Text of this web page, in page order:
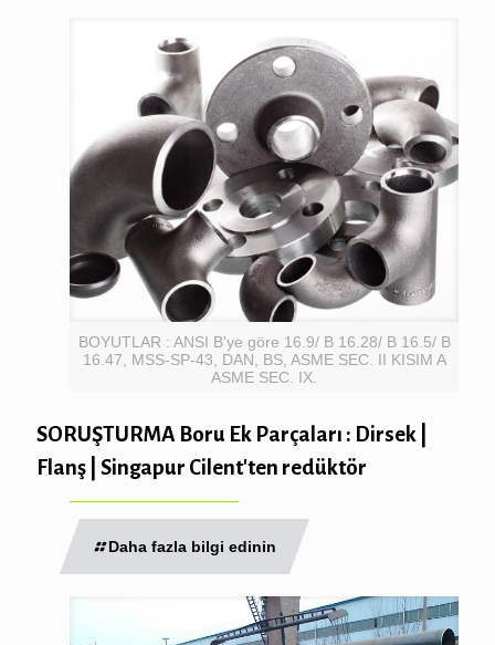
BOYUTLAR : ANSI B'ye göre 16.9/ B 16.28/ B 16.5/ B
16.47, MSS-SP-43, DAN, BS, ASME SEC. II KISIM A
ASME SEC. IX.
SORUŞTURMA Boru Ek Parçaları : Dirsek |
Flanş | Singapur Cilent'ten redüktör
Daha fazla bilgi edinin